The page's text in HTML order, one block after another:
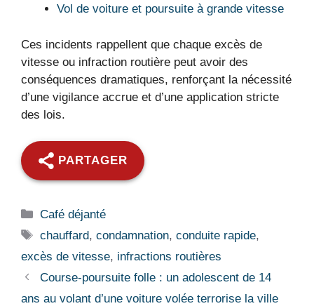
Vol de voiture et poursuite à grande vitesse
Ces incidents rappellent que chaque excès de
vitesse ou infraction routière peut avoir des
conséquences dramatiques, renforçant la nécessité
d’une vigilance accrue et d’une application stricte
des lois.
PARTAGER
Catégories
Café déjanté
Étiquettes
chauffard,condamnation,conduite rapide,
excès de vitesse, infractions routières
Course-poursuite folle : un adolescent de 14
ans au volant d’une voiture volée terrorise la ville